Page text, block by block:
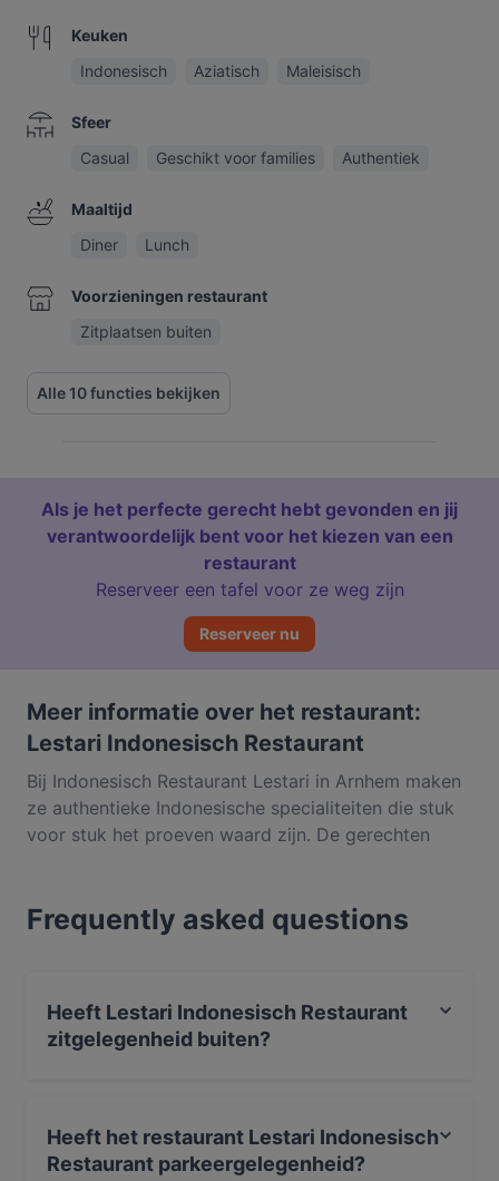
Keuken
Indonesisch
Aziatisch Maleisisch
Sfeer
Casual
Geschikt voor families Authentiek
Maaltijd
Diner
Lunch
Voorzieningen restaurant
Zitplaatsen buiten
Alle 10 functies bekijken
Als je het perfecte gerecht hebt gevonden en jij
verantwoordelijk bent voor het kiezen van een
restaurant
Reserveer een tafel voor ze weg zijn
Reserveer nu
Meer informatie over het restaurant:
Lestari Indonesisch Restaurant
Bij Indonesisch Restaurant Lestari in Arnhem maken
ze authentieke Indonesische specialiteiten die stuk
voor stuk het proeven waard zijn. De gerechten
perfect naar voren komen. De menukaart van deze
zaak aan de Nieuwstraat is uitgebreid en gevarieerd.
er om geproefd te worden. Wanneer je in het
weekend bij Indonesisch Restaurant Lestari in het
smullen van maar liefst 25 gerechten, die met veel
kennis en passie zijn bereid.
Frequently asked questions
Heeft Lestari Indonesisch Restaurant
zitgelegenheid buiten?
Heeft het restaurant Lestari Indonesisch
Restaurant parkeergelegenheid?